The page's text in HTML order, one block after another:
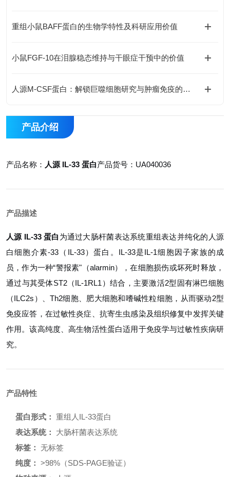
重组小鼠BAFF蛋白的生物学特性及科研应用价值
小鼠FGF-10在泪腺稳态维持与干眼症干预中的价值
人源M-CSF蛋白：解锁巨噬细胞研究与肿瘤免疫的科研密钥
产品介绍
产品名称： 人源 IL-33 蛋白产品货号：UA040036
产品描述
人源 IL-33 蛋白 为通过大肠杆菌表达系统重组表达并纯化的人源
白细胞介素-33（IL-33）蛋白。IL-33是IL-1细胞因子家族的成
员，作为一种“警报素"（alarmin），在细胞损伤或坏死时释放，
通过与其受体ST2（IL-1RL1）结合，主要激活2型固有淋巴细胞
（ILC2s）、Th2细胞、肥大细胞和嗜碱性粒细胞，从而驱动2型
免疫应答，在过敏性炎症、抗寄生虫感染及组织修复中发挥关键
作用。该高纯度、高生物活性蛋白适用于免疫学与过敏性疾病研
究。
产品特性
蛋白形式： 重组人IL-33蛋白
表达系统：
大肠杆菌表达系统
标签： 无标签
纯度： >98%（SDS-PAGE验证）